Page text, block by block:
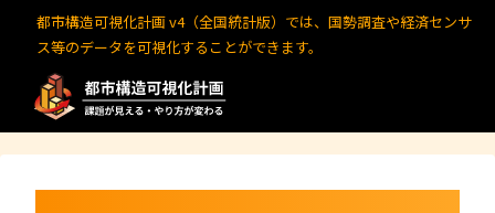
都市構造可視化計画 v4（全国統計版）では、国勢調査や経済センサ
ス等のデータを可視化することができます。